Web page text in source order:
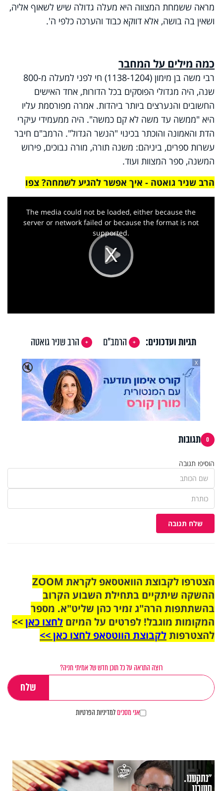
מראה ששמחת המצווה היא מעלה גדולה שיש לשאוף אליה,
ושאין בה בושה, אלא דווקא כבוד והערכה כלפי ה'.
כמה מילים על המחבר
רבי משה בן מימון (1138-1204) חי לפני למעלה מ-800
שנה, היה מגדולי הפוסקים בכל הדורות, אחד האישים
החשובים והנערצים ביותר ביהדות. אמרה מפורסמת עליו
היא "ממשה עד משה לא קם כמשה". היה ממעמידי עיקרי
הדת והאמונה והוכתר בכינוי "הנשר הגדול". הרמב"ם חיבר
עשרות ספרים, ביניהם: משנה תורה, מורה נבוכים, פירוש
המשנה, ספר המצוות ועוד.
הרב שניר גואטה - איך אפשר להגיע לשמחה? צפו
Play
Video
This
The media could not be loaded, either because the
server or network failed or because the format is not
supported.
תגיות ועדכונים: הרמב"ם
הרב שניר גואטה
🔇
X
0 תגובות
הוסיפו תגובה
שלח תגובה
הצטרפו לקבוצת הוואטסאפ לקראת ZOOM
ההשקה שיתקיים בתחילת השבוע הקרוב
בהשתתפות הרה"ג זמיר כהן שליט"א. מספר
המקומות מוגבל! לפרטים על המיזם לחצו כאן>>
להצטרפותלקבוצת הווטסאפ לחצו כאן >>
רוצה התראה על כל תוכן חדש של אמיתי חניה?
אני מסכיםלמדיניות הפרטיות